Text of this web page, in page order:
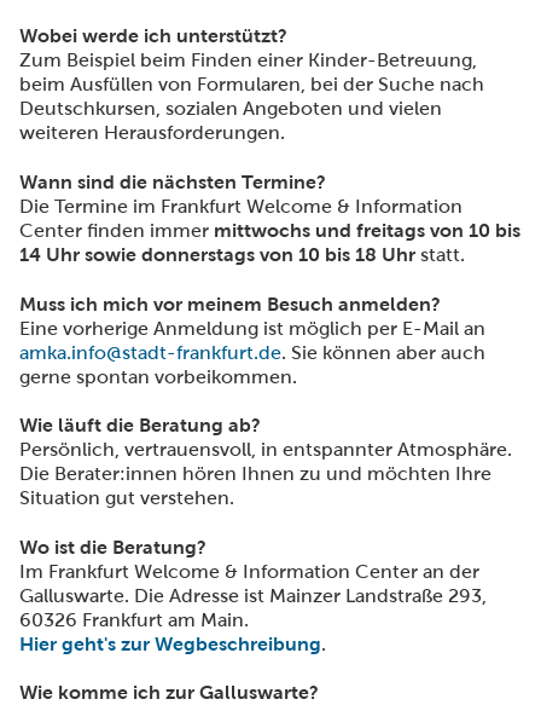
Wobei werde ich unterstützt?
Zum Beispiel beim Finden einer Kinder-Betreuung,
beim Ausfüllen von Formularen, bei der Suche nach
Deutschkursen, sozialen Angeboten und vielen
weiteren Herausforderungen.
Wann sind die nächsten Termine?
Die Termine im Frankfurt Welcome & Information
Center finden immer mittwochs und freitags von 10 bis
14 Uhr sowie donnerstags von 10 bis 18 Uhr statt.
Muss ich mich vor meinem Besuch anmelden?
Eine vorherige Anmeldung ist möglich per E-Mail an
amka.info@stadt-frankfurt.de. Sie können aber auch
gerne spontan vorbeikommen.
Wie läuft die Beratung ab?
Persönlich, vertrauensvoll, in entspannter Atmosphäre.
Die Berater:innen hören Ihnen zu und möchten Ihre
Situation gut verstehen.
Wo ist die Beratung?
Im Frankfurt Welcome & Information Center an der
Galluswarte. Die Adresse ist Mainzer Landstraße 293,
60326 Frankfurt am Main.
Hier geht's zur Wegbeschreibung.
Wie komme ich zur Galluswarte?